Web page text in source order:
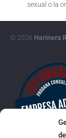
sexual o la
© 2026 Harinera